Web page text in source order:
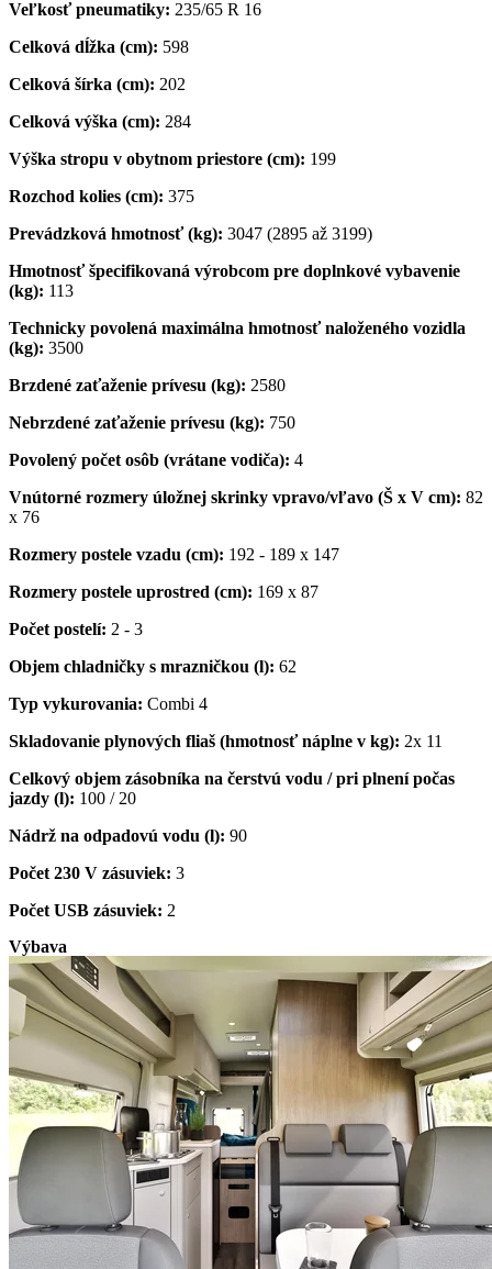
Veľkosť pneumatiky: 235/65 R 16
Celková dĺžka (cm): 598
Celková šírka (cm): 202
Celková výška (cm): 284
Výška stropu v obytnom priestore (cm): 199
Rozchod kolies (cm): 375
Prevádzková hmotnosť (kg): 3047 (2895 až 3199)
Hmotnosť špecifikovaná výrobcom pre doplnkové vybavenie
(kg): 113
Technicky povolená maximálna hmotnosť naloženého vozidla
(kg): 3500
Brzdené zaťaženie prívesu (kg): 2580
Nebrzdené zaťaženie prívesu (kg): 750
Povolený počet osôb (vrátane vodiča): 4
Vnútorné rozmery úložnej skrinky vpravo/vľavo (Š x V cm): 82
x 76
Rozmery postele vzadu (cm): 192 - 189 x 147
Rozmery postele uprostred (cm): 169 x 87
Počet postelí: 2 - 3
Objem chladničky s mrazničkou (l): 62
Typ vykurovania: Combi 4
Skladovanie plynových fliaš (hmotnosť náplne v kg): 2x 11
Celkový objem zásobníka na čerstvú vodu / pri plnení počas
jazdy (l): 100 / 20
Nádrž na odpadovú vodu (l): 90
Počet 230 V zásuviek: 3
Počet USB zásuviek: 2
Výbava